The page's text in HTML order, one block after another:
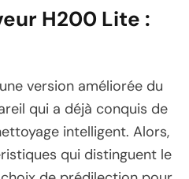
H200 Lite :
version améliorée du
qui a déjà conquis de
intelligent. Alors,
qui distinguent le